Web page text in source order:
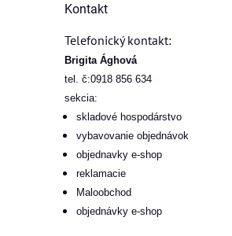
Kontakt
Telefonický kontakt:
Brigita Ághová
tel. č:0918 856 634
sekcia:
skladové hospodárstvo
vybavovanie objednávok
objednavky e-shop
reklamacie
Maloobchod
objednávky e-shop